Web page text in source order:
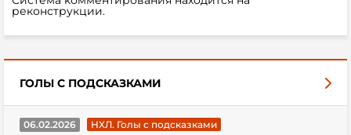
реконструкции.
ГОЛЫ С ПОДСКАЗКАМИ
06.02.2026
НХЛ. Голы с подсказками